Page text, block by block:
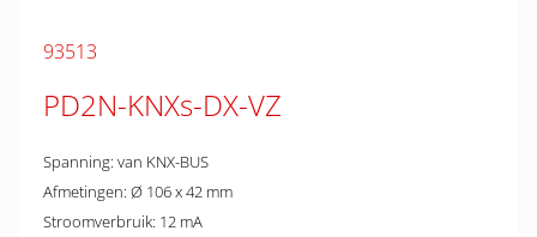
93513
PD2N-KNXs-DX-VZ
Spanning: van KNX-BUS
Afmetingen: Ø 106 x 42 mm
Stroomverbruik: 12 mA